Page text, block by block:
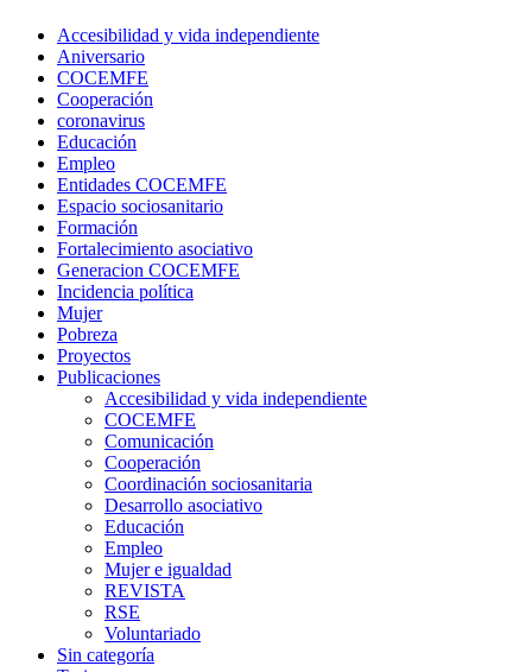
Accesibilidad y vida independiente
Aniversario
COCEMFE
Cooperación
coronavirus
Educación
Empleo
Entidades COCEMFE
Espacio sociosanitario
Formación
Fortalecimiento asociativo
Generacion COCEMFE
Incidencia política
Mujer
Pobreza
Proyectos
Publicaciones
Accesibilidad y vida independiente
COCEMFE
Comunicación
Cooperación
Coordinación sociosanitaria
Desarrollo asociativo
Educación
Empleo
Mujer e igualdad
REVISTA
RSE
Voluntariado
Sin categoría